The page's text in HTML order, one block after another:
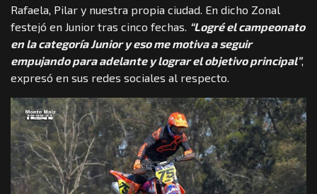
Rafaela, Pilar y nuestra propia ciudad. En dicho Zonal
festejó en Junior tras cinco fechas. “Logré el campeonato
en la categoría Junior y eso me motiva a seguir
empujando para adelante y lograr el objetivo principal”,
expresó en sus redes sociales al respecto.